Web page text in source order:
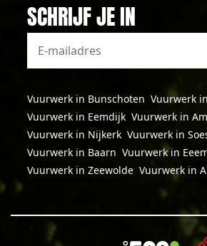
SCHRIJF JE IN
Vuurwerk in Bunschoten Vuurwerk
Vuurwerk in Eemdijk Vuurwerk in
Vuurwerk in Nijkerk Vuurwerk in
Vuurwerk in Baarn Vuurwerk in
Vuurwerk in Zeewolde Vuurwerk in